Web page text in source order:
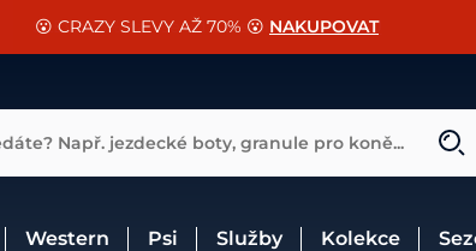
SLEVA 13% na vše od Cassini! CHCI SLEVU
😮 CRAZY SLEVY AŽ 70% 😮 NAKUPOVAT
a doplňky k vybraným sedlům ZDARMA 🐴
Např. jezdecké boty, granule pro koně...
Western Psi Služby Kolekce